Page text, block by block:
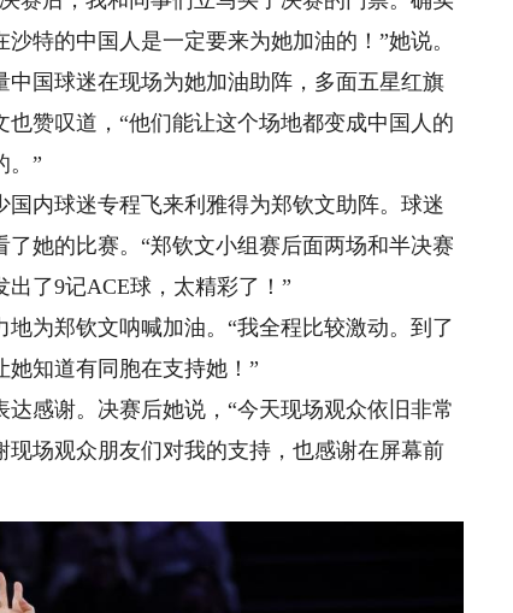
特的中国人是一定要来为她加油的！”她说。
国球迷在现场为她加油助阵，多面五星红旗
赞叹道，“他们能让这个场地都变成中国人的
。”
内球迷专程飞来利雅得为郑钦文助阵。球迷
她的比赛。“郑钦文小组赛后面两场和半决赛
了9记ACE球，太精彩了！”
为郑钦文呐喊加油。“我全程比较激动。到了
知道有同胞在支持她！”
感谢。决赛后她说，“今天现场观众依旧非常
场观众朋友们对我的支持，也感谢在屏幕前